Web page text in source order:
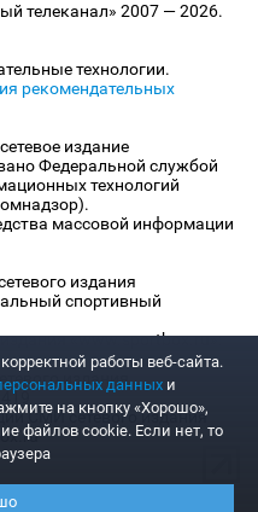
телеканал» 2007 — 2026.
технологии.
рекомендательных
издание
Федеральной службой
технологий
массовой информации
издания
спортивный
«www.sportbox.ru»:
издания
СМИ сетевого издания
работы веб-сайта.
данных и
на кнопку «Хорошо»,
файлов cookie. Если нет, то